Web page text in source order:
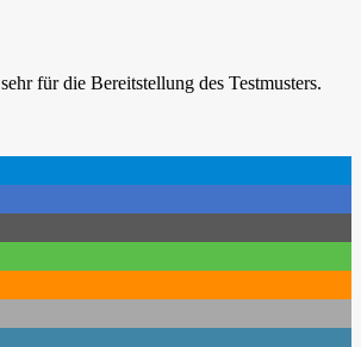
sehr für die Bereitstellung des Testmusters.